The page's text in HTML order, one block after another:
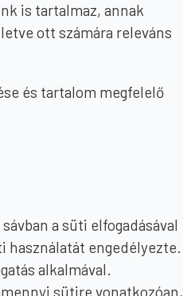
is tartalmaz, annak
ott számára releváns
és tartalom megfelelő
a süti elfogadásával
használatát engedélyezte.
alkalmával.
sütire vonatkozóan,